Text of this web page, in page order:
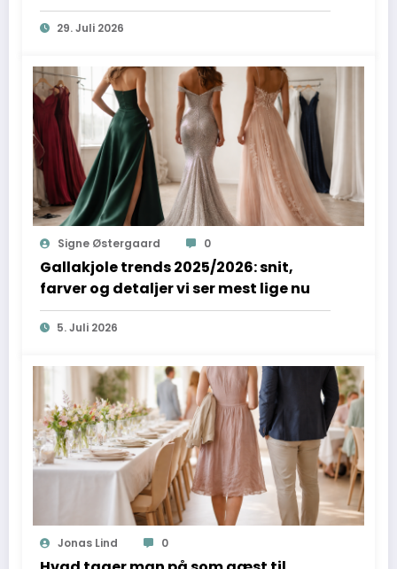
29. Juli 2026
Signe Østergaard 0
Gallakjole trends 2025/2026: snit,
farver og detaljer vi ser mest lige nu
5. Juli 2026
Jonas Lind 0